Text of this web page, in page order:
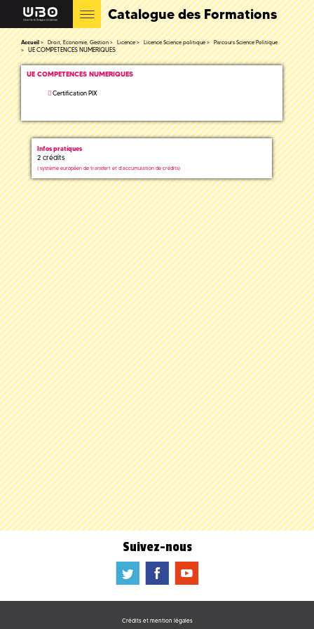
Catalogue des Formations
Accueil Droit, Economie, Gestion Licence Licence Science politique Parcours Science Politique
UE COMPETENCES NUMERIQUES
UE COMPETENCES NUMERIQUES
Certification PIX
Infos pratiques
2 crédits
( système européen de transfert et d'accumulation de crédits)
Suivez-nous
a b f
Crédits et mention légales